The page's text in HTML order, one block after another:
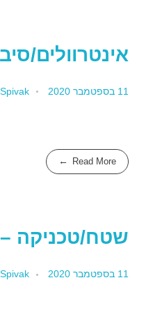
אינטרוולים/
11 בספטמבר 2020
Read More
שטח/טכניקה
11 בספטמבר 2020